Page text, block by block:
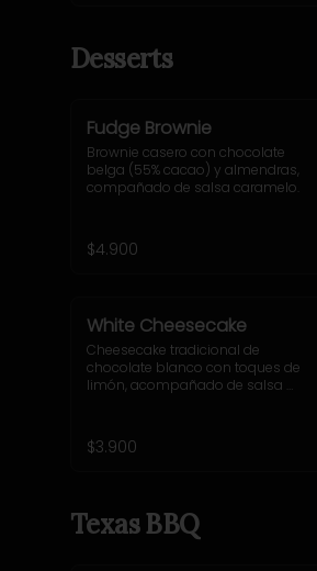
Desserts
Fudge Brownie
Brownie casero con chocolate
belga (55% cacao) y almendras,
compañado de salsa caramelo.
$4.900
White Cheesecake
Cheesecake tradicional de
chocolate blanco con toques de
limón, acompañado de salsa
$3.900
Texas BBQ